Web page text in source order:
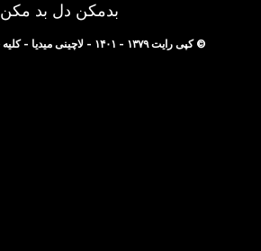
بدمکن دل بد مکن
© کپی رایت ۱۳۷۹ - ۱۴۰۱ - لاچینی میدیا - کلیه حقوق محفوظ است